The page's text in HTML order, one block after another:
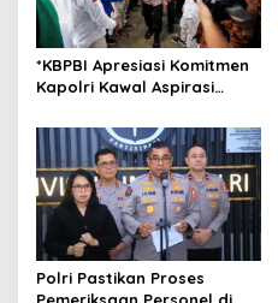
*KBPBI Apresiasi Komitmen
Kapolri Kawal Aspirasi
Ketenagakerjaan*
Polri Pastikan Proses